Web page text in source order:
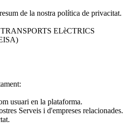
de la nostra política de privacitat.
TRANSPORTS ELèCTRICS
usuari en la plataforma.
Serveis i d'empreses relacionades.